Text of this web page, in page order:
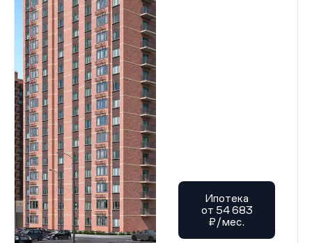
Ипотека
от 54 683
₽/мес.